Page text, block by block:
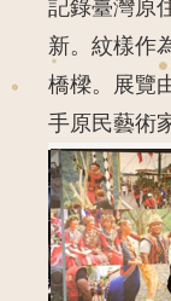
記錄臺灣原
新。紋樣作
橋樑。展覽
手原民藝術